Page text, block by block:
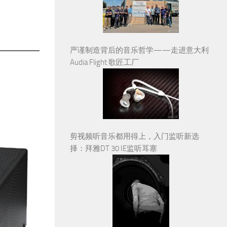
严谨制造背后的音乐哲学——走进意大利
Audia Flight 歌匠工厂
剪视频听音乐都用得上，入门监听新选
择：拜雅DT 30 IE监听耳塞